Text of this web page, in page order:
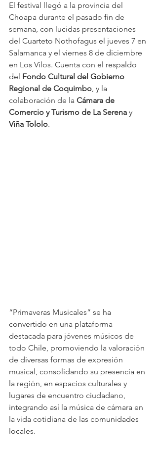
El festival llegó a la provincia del
Choapa durante el pasado fin de
semana, con lucidas presentaciones
del Cuarteto Nothofagus el jueves 7 en
Salamanca y el viernes 8 de diciembre
en Los Vilos. Cuenta con el respaldo
del Fondo Cultural del Gobierno
Regional de Coquimbo, y la
colaboración de la Cámara de
Comercio y Turismo de La Serena y
Viña Tololo.
“Primaveras Musicales” se ha
convertido en una plataforma
destacada para jóvenes músicos de
todo Chile, promoviendo la valoración
de diversas formas de expresión
musical, consolidando su presencia en
la región, en espacios culturales y
lugares de encuentro ciudadano,
integrando así la música de cámara en
la vida cotidiana de las comunidades
locales.